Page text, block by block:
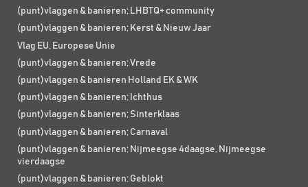
(punt)vlaggen & banieren; LHBTQ+ community
(punt)vlaggen & banieren; Kerst & Nieuw Jaar
Vlag EU, Europese Unie
(punt)vlaggen & banieren; Vrede
(punt)vlaggen & banieren Holland EK & WK
(punt)vlaggen & banieren; Ichthus
(punt)vlaggen & banieren; Sinterklaas
(punt)vlaggen & banieren; Carnaval
(punt)vlaggen & banieren; Nijmeegse 4daagse, Nijmeegse
vierdaagse
(punt)vlaggen & banieren; Geblokt